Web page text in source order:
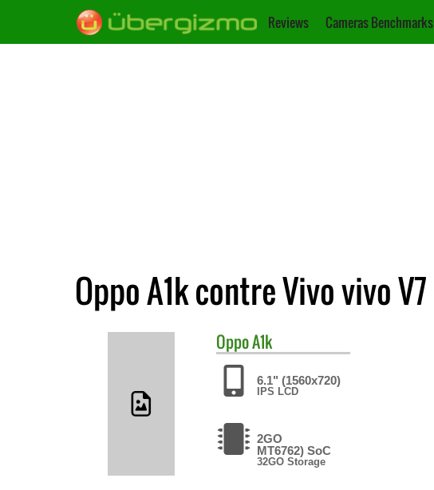
Reviews Cameras Benchmarks
Oppo A1k contre Vivo vivo V7
OppoA1k
6.1" (1560x720)
IPS LCD
2GO
MT6762) SoC
32GO Storage